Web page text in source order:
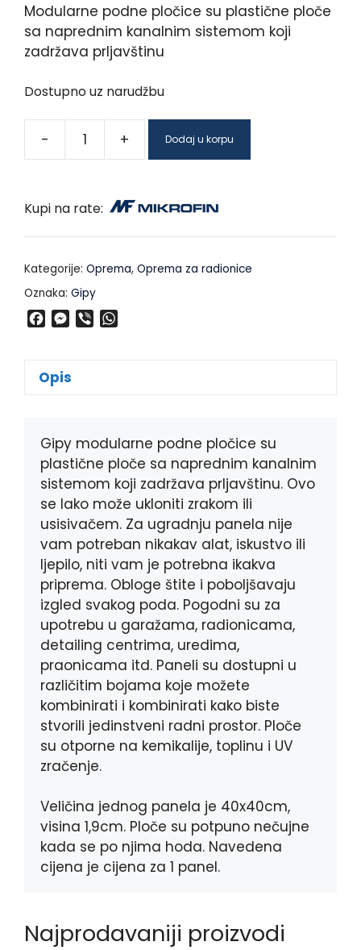
Modularne podne pločice su plastične ploče
sa naprednim kanalnim sistemom koji
zadržava prljavštinu
Dostupno uz narudžbu
- + Dodaj u korpu
Kupi na rate:
Kategorije: Oprema, Oprema za radionice
Oznaka: Gipy
e
b
k
M
s
e
r
p
Opis
Gipy modularne podne pločice su
plastične ploče sa naprednim kanalnim
sistemom koji zadržava prljavštinu. Ovo
se lako može ukloniti zrakom ili
usisivačem. Za ugradnju panela nije
vam potreban nikakav alat, iskustvo ili
ljepilo, niti vam je potrebna ikakva
priprema. Obloge štite i poboljšavaju
izgled svakog poda. Pogodni su za
upotrebu u garažama, radionicama,
detailing centrima, uredima,
praonicama itd. Paneli su dostupni u
različitim bojama koje možete
kombinirati i kombinirati kako biste
stvorili jedinstveni radni prostor. Ploče
su otporne na kemikalije, toplinu i UV
zračenje.
Veličina jednog panela je 40x40cm,
visina 1,9cm. Ploče su potpuno nečujne
kada se po njima hoda. Navedena
cijena je cijena za 1 panel.
Najprodavaniji proizvodi